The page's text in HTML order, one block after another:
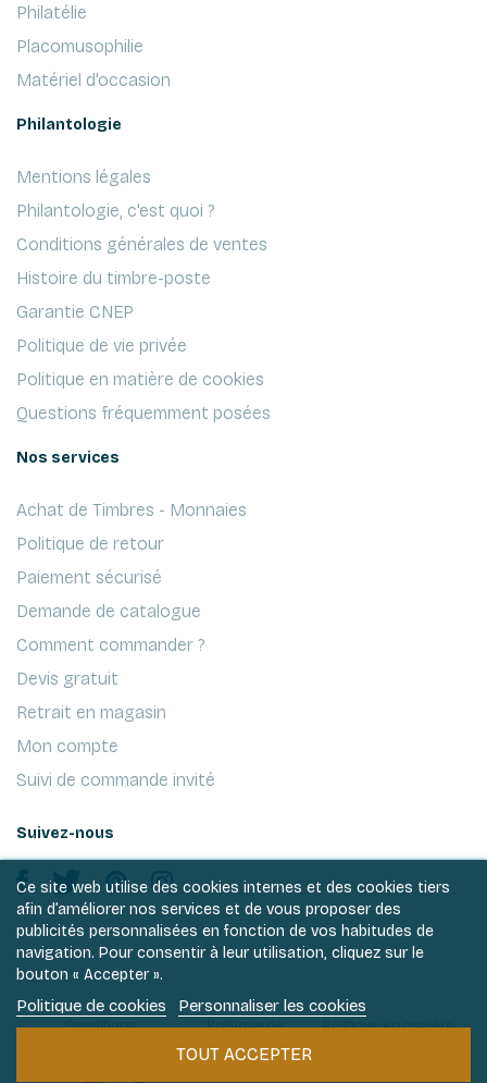
Philatélie
Placomusophilie
Matériel d'occasion
Philantologie
Mentions légales
Philantologie, c'est quoi ?
Conditions générales de ventes
Histoire du timbre-poste
Garantie CNEP
Politique de vie privée
Politique en matière de cookies
Questions fréquemment posées
Nos services
Achat de Timbres - Monnaies
Politique de retour
Paiement sécurisé
Demande de catalogue
Comment commander ?
Devis gratuit
Retrait en magasin
Mon compte
Suivi de commande invité
Suivez-nous
Ce site web utilise des cookies internes et des cookies tiers
afin d’améliorer nos services et de vous proposer des
publicités personnalisées en fonction de vos habitudes de
navigation. Pour consentir à leur utilisation, cliquez sur le
bouton « Accepter ».
Politique de cookies Personnaliser les cookies
TOUT ACCEPTER
Conditions
Politique de
vie privée
Politique en matière